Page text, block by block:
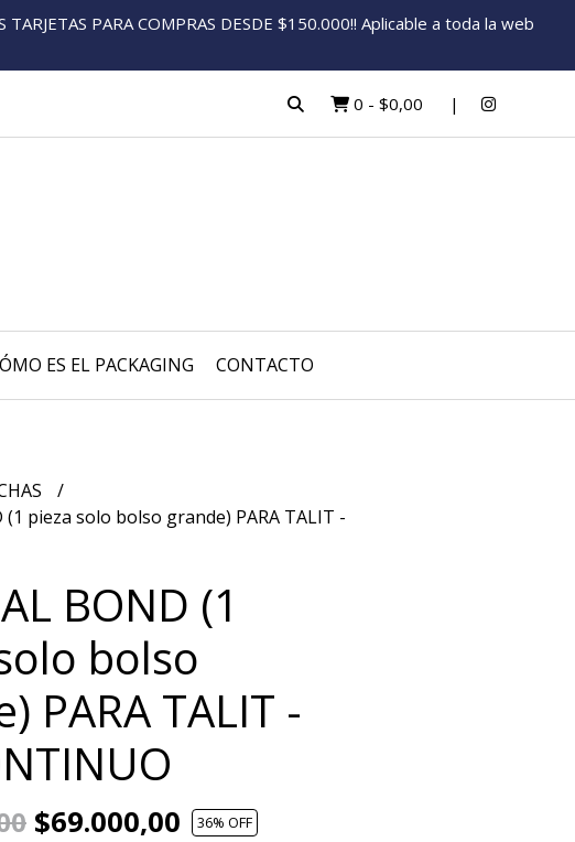
TARJETAS PARA COMPRAS DESDE $150.000!! Aplicable a toda la web
0 - $0,00
ES EL PACKAGING CONTACTO
(1 pieza solo bolso grande) PARA TALIT -
BOND (1
bolso
PARA TALIT -
$69.000,00 36% OFF